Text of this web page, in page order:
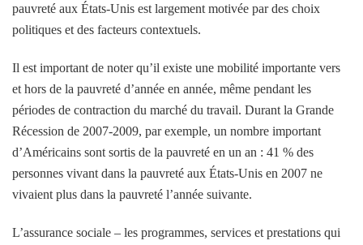
pauvreté aux États-Unis est largement motivée par des choix
politiques et des facteurs contextuels.
Il est important de noter qu’il existe une mobilité importante vers
et hors de la pauvreté d’année en année, même pendant les
périodes de contraction du marché du travail. Durant la Grande
Récession de 2007-2009, par exemple, un nombre important
d’Américains sont sortis de la pauvreté en un an : 41 % des
personnes vivant dans la pauvreté aux États-Unis en 2007 ne
vivaient plus dans la pauvreté l’année suivante.
L’assurance sociale – les programmes, services et prestations qui